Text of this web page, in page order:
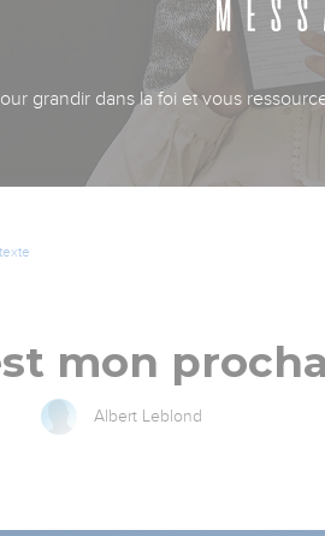
grandir dans la foi et vous
mon
Albert Leblond